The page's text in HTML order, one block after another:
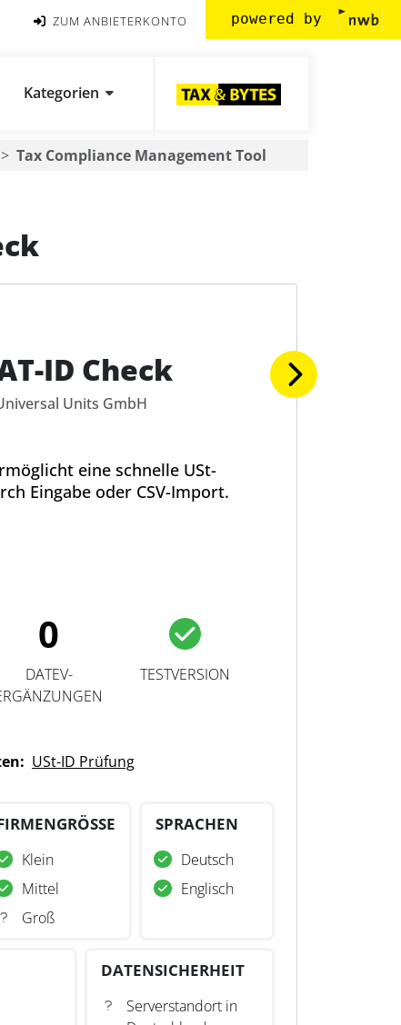
ZUM ANBIETERKONTO powered by
Kategorien
Tax Compliance Management Tool
ID Check
Units GmbH
eine schnelle USt-
Eingabe oder CSV-Import.
0
DATEV-
TESTVERSION
USt-ID Prüfung
Klein
Mittel
Groß
SPRACHEN
Deutsch
Englisch
DATENSICHERHEIT
Serverstandort in